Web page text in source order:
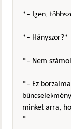
*– Igen,
*– Hányszor?*
*– Nem
*– Ez
minket arra,
*